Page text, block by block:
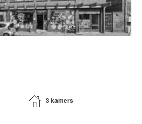
3 kamers